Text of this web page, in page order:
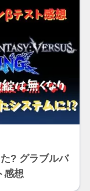
? グラブルバ
感想